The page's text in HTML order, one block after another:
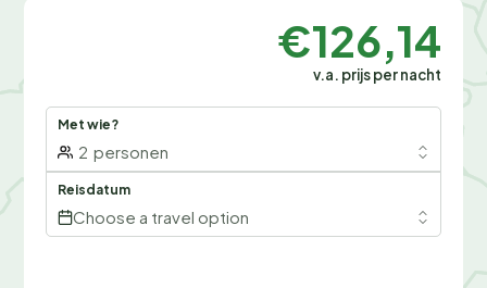
€126,14
v.a. prijs per nacht
Met wie?
2 personen
Reisdatum
Choose a travel option